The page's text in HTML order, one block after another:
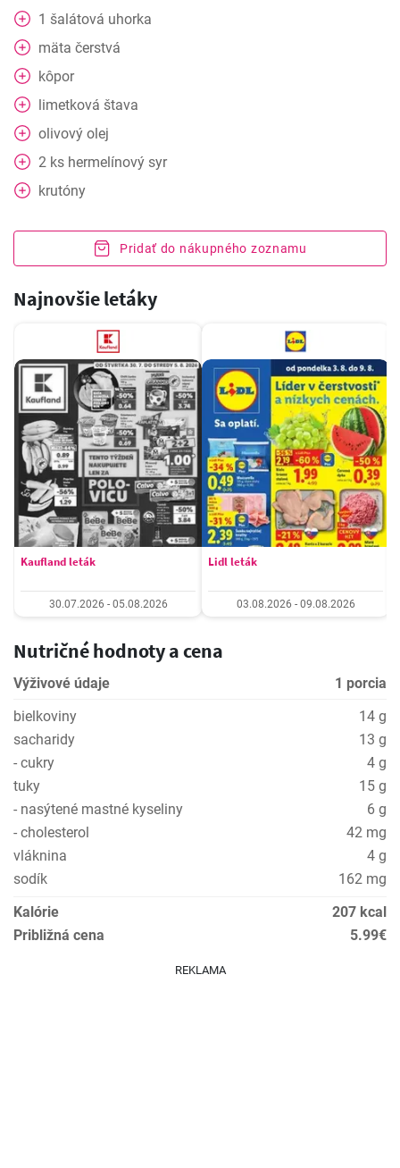
1 šalátová uhorka
mäta čerstvá
kôpor
limetková štava
olivový olej
2 ks hermelínový syr
krutóny
Pridať do nákupného zoznamu
Najnovšie letáky
Kaufland leták
30.07.2026 - 05.08.2026
Lidl leták
03.08.2026 - 09.08.2026
Nutričné hodnoty a cena
Výživové údaje
1 porcia
bielkoviny
14 g
sacharidy
13 g
- cukry
4 g
tuky
15 g
- nasýtené mastné kyseliny
6 g
- cholesterol
42 mg
vláknina
4 g
sodík
162 mg
Kalórie
207 kcal
Približná cena
5.99€
REKLAMA